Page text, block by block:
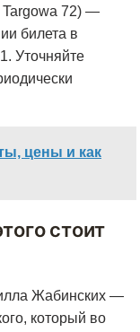
Targowa 72) —
билета в
Уточняйте
цены и как
стоит
Жабинских —
который во